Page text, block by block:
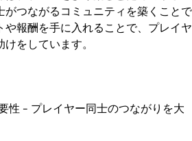
がつながるコミュニティを築くことで
や報酬を手に入れることで、プレイヤ
をしています。
性 – プレイヤー同士のつながりを大